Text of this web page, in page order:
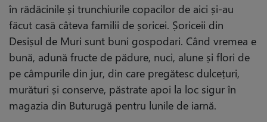
în rădăcinile și trunchiurile copacilor de aici și-au
făcut casă câteva familii de șoricei. Șoriceii din
Desișul de Muri sunt buni gospodari. Când vremea e
bună, adună fructe de pădure, nuci, alune și flori de
pe câmpurile din jur, din care pregătesc dulcețuri,
murături și conserve, păstrate apoi la loc sigur în
magazia din Buturugă pentru lunile de iarnă.